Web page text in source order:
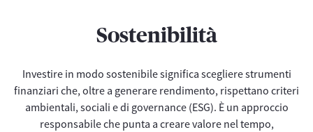
Sostenibilità
Investire in modo sostenibile significa scegliere strumenti
finanziari che, oltre a generare rendimento, rispettano criteri
ambientali, sociali e di governance (ESG). È un approccio
responsabile che punta a creare valore nel tempo,